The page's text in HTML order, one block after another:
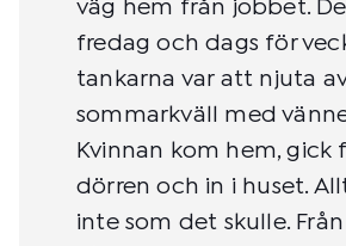
väg hem från jobbet.
fredag och dags för
tankarna var att njuta
sommarkväll med
Kvinnan kom hem, gick
dörren och in i huset.
inte som det skulle.